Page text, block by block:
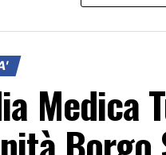
delle strutture
cittadini, associazioni
e arrivare a un testo
Medica